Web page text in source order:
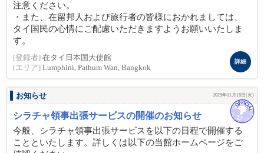
注意ください。
・また、在留邦人および旅行者の皆様におかれましては、
タイ国民の心情にご配慮いただきますようお願いいたしま
す。
[登録者] 在タイ日本国大使館
[エリア] Lumphini, Pathum Wan, Bangkok
詳細
お知らせ 2025年11月18日(火)
シラチャ領事出張サービスの開催のお知らせ
今般、シラチャ領事出張サービスを以下の日程で開催する
ことといたします。詳しくは以下の当館ホームページをご